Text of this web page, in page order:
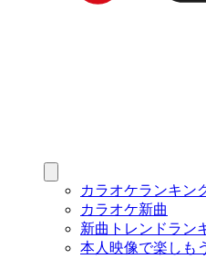
カラオケランキン
カラオケ新曲
新曲トレンドラン
本人映像で楽しも